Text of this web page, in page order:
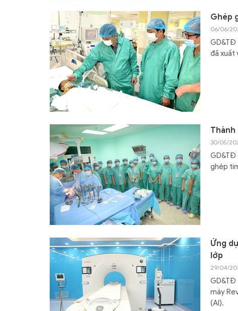
Ghép
06/06/
GD&TĐ
đã xuất
Thành
30/05/
GD&TĐ
ghép
Ứng
lớp
29/04/
GD&TĐ
máy
(AI).